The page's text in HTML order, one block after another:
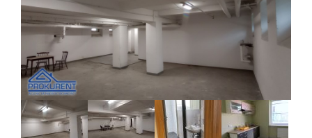
nas
Zgłoś
ofertę